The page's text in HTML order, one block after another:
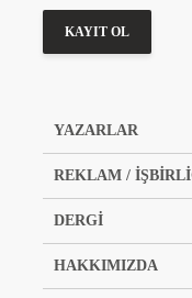
YAZARLAR
REKLAM /
DERGİ
HAKKIMIZDA